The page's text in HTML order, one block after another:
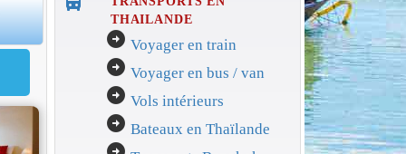
THAILANDE
arrow_circle_right Voyager en train
arrow_circle_right Voyager en bus / van
arrow_circle_right Vols intérieurs
arrow_circle_right Bateaux en Thaïlande